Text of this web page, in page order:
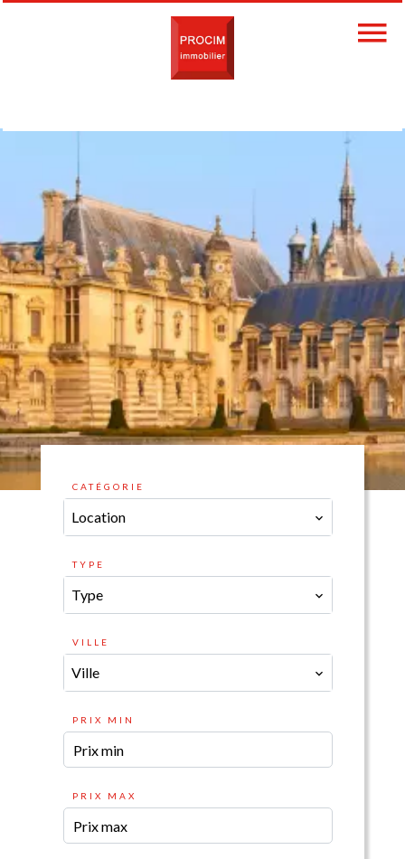
CATÉGORIE
Location
TYPE
Type
VILLE
Ville
PRIX MIN
PRIX MAX